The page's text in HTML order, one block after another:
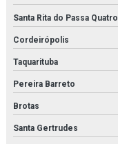
Santa Rita do Passa Quatro
Cordeirópolis
Taquarituba
Pereira Barreto
Brotas
Santa Gertrudes